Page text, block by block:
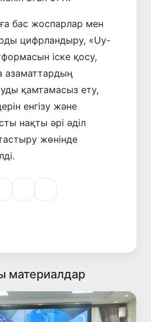
бас жоспарлар мен
цифрландыру, «Uy-
іске қосу,
азаматтардың
қамтамасыз ету,
енгізу және
нақты әрі әділ
жөнінде
материалдар